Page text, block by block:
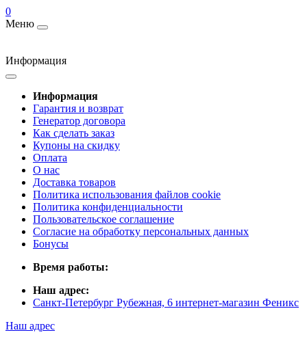
0
Меню
Информация
Информация
Гарантия и возврат
Генератор договора
Как сделать заказ
Купоны на скидку
Оплата
О нас
Доставка товаров
Политика использования файлов cookie
Политика конфиденциальности
Пользовательское соглашение
Согласие на обработку персональных данных
Бонусы
Время работы:
Наш адрес:
Санкт-Петербург Рубежная, 6 интернет-магазин Феникс
Наш адрес